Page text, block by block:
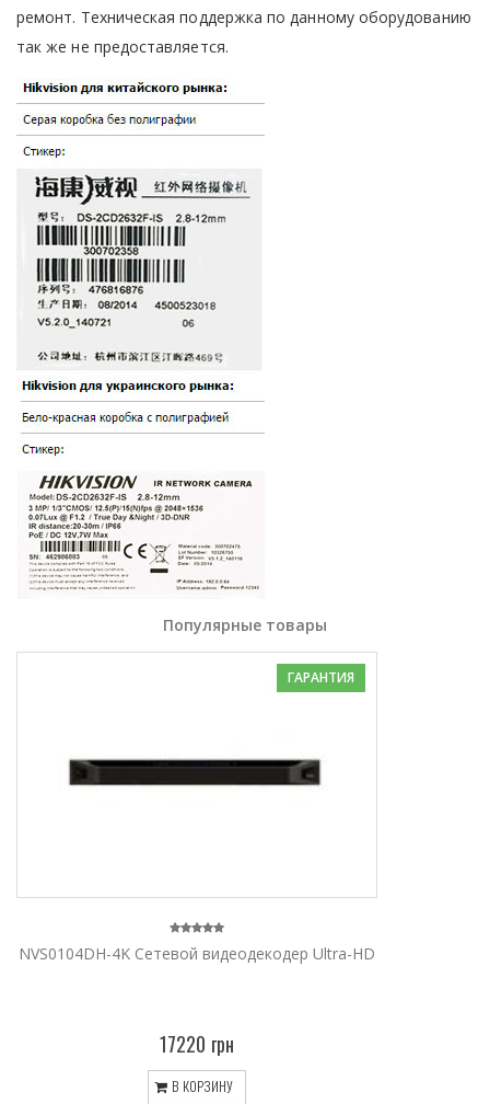
ремонт. Техническая поддержка по данному оборудованию
так же не предоставляется.
Популярные товары
ГАРАНТИЯ
NVS0104DH-4K Сетевой видеодекодер Ultra-HD
17220 грн
В КОРЗИНУ